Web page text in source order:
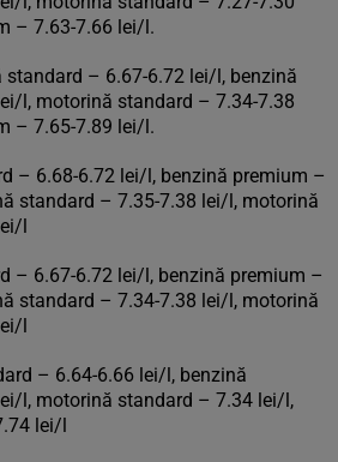
– 7.63-7.66 lei/l.
standard – 6.67-6.72 lei/l, benzină
l, motorină standard – 7.34-7.38
– 7.65-7.89 lei/l.
– 6.68-6.72 lei/l, benzină premium –
standard – 7.35-7.38 lei/l, motorină
l
– 6.67-6.72 lei/l, benzină premium –
standard – 7.34-7.38 lei/l, motorină
l
– 6.64-6.66 lei/l, benzină
l, motorină standard – 7.34 lei/l,
lei/l